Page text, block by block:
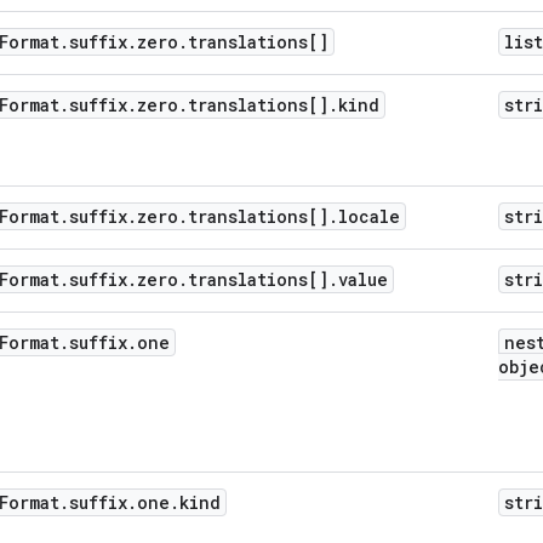
}
{
"gamesConfiguration#localizedStringBundle",
"kind": "gamesConfiguration#localizedString",
"locale":
string
,
"value":
string
}
{
"gamesConfiguration#localizedStringBundle",
"value":
string
}
Format.suffix. zero . translations[] list
Format.suffix. zero . translations[] . kind
Format.suffix. zero . translations[] . locale
Format.suffix. zero . translations[] .value
Format.suffix. one
Format.suffix. one . kind